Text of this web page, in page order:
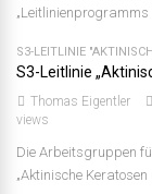
„Leitlinienprogramms
S3-LEITLINIE
S3-Leitlinie
Thomas Eigentler
views
Die Arbeitsgruppen
„Aktinische